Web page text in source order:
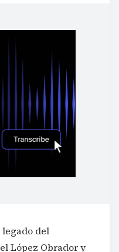
del
López Obrador y